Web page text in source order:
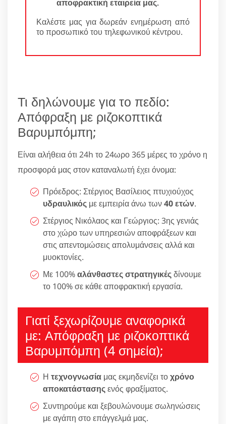
αποφρακτική εταιρεία μας.
Καλέστε μας για δωρεάν ενημέρωση από
το προσωπικό του τηλεφωνικού κέντρου.
Τι δηλώνουμε για το πεδίο:
Απόφραξη με ριζοκοπτικά
Βαρυμπόμπη;
Είναι αλήθεια ότι 24h το 24ωρο 365 μέρες το χρόνο η
προσφορά μας στον καταναλωτή έχει όνομα:
Πρόεδρος: Στέργιος Βασίλειος πτυχιούχος
υδραυλικός με εμπειρία άνω των40 ετών.
Στέργιος Νικόλαος και Γεώργιος: 3ης γενιάς
στο χώρο των υπηρεσιών αποφράξεων και
στις απεντομώσεις απολυμάνσεις αλλά και
μυοκτονίες.
Με 100%αλάνθαστες στρατηγικέςδίνουμε
το 100% σε κάθε αποφρακτική εργασία.
Γιατί ξεχωρίζουμε αναφορικά
με: Απόφραξη με ριζοκοπτικά
Βαρυμπόμπη (4 σημεία);
Η τεχνογνωσία μας εκμηδενίζει τοχρόνο
αποκατάστασηςενός φραξίματος.
Συντηρούμε και ξεβουλώνουμε σωληνώσεις
με αγάπη στο επάγγελμά μας.